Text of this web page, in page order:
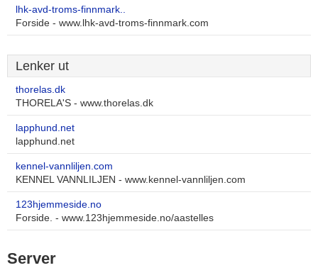
lhk-avd-troms-finnmark..
Forside - www.lhk-avd-troms-finnmark.com
Lenker ut
thorelas.dk
THORELA'S - www.thorelas.dk
lapphund.net
lapphund.net
kennel-vannliljen.com
KENNEL VANNLILJEN - www.kennel-vannliljen.com
123hjemmeside.no
Forside. - www.123hjemmeside.no/aastelles
Server